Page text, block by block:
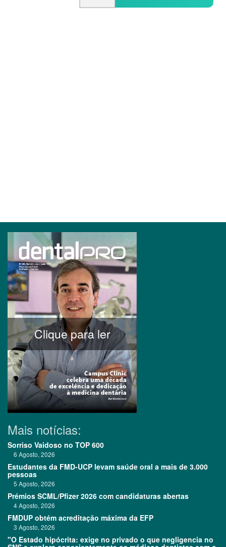
Clique para ler
Mais notícias:
Sorriso Vaidoso no TOP 600
6 Agosto, 2026
Estudantes da FMD-UCP levam saúde oral a mais de 3.000
pessoas
5 Agosto, 2026
Prémios SCML/Pfizer 2026 com candidaturas abertas
4 Agosto, 2026
FMDUP obtém acreditação máxima da EFP
3 Agosto, 2026
"O Estado hipócrita: exige no privado o que negligencia no